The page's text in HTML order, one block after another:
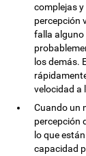
complejas
percepción
falla alguno
los demás.
velocidad a
Cuando un
percepción
lo que
capacidad